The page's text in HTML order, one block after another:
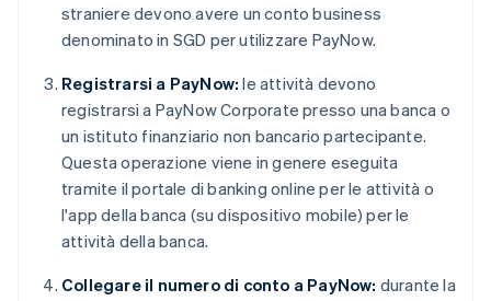
straniere devono avere un conto business
denominato in SGD per utilizzare PayNow.
Registrarsi a PayNow: le attività devono
registrarsi a PayNow Corporate presso una banca o
un istituto finanziario non bancario partecipante.
Questa operazione viene in genere eseguita
tramite il portale di banking online per le attività o
l'app della banca (su dispositivo mobile) per le
attività della banca.
Collegare il numero di conto a PayNow: durante la